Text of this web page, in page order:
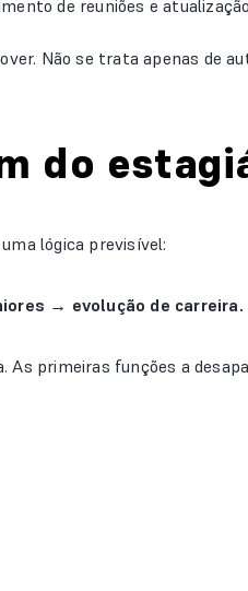
de reuniões e
Não se trata apenas de
do
lógica previsível:
→ evolução de carreira.
As primeiras funções a